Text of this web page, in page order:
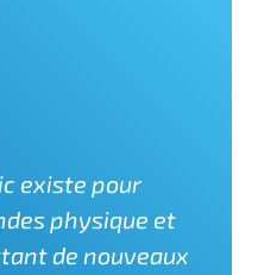
existe pour
physique et
de nouveaux